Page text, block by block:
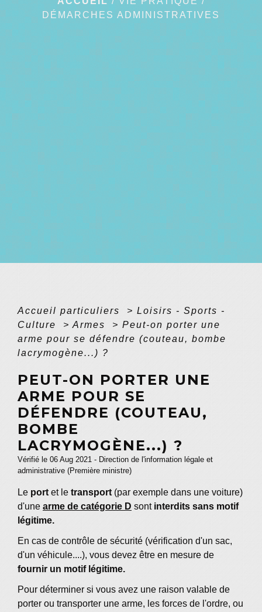
DÉMARCHES ADMINISTRATIVES
Accueil particuliers > Loisirs - Sports -
Culture
> Armes > Peut-on porter une
arme pour se défendre (couteau, bombe
lacrymogène...) ?
PEUT-ON PORTER UNE
ARME POUR SE
DÉFENDRE (COUTEAU,
BOMBE
LACRYMOGÈNE...) ?
Vérifié le 06 Aug 2021 - Direction de l'information légale et
administrative (Première ministre)
Le port et le transport (par exemple dans une voiture)
d'une arme de catégorie D sont interdits sans motif
légitime.
En cas de contrôle de sécurité (vérification d'un sac,
d'un véhicule....), vous devez être en mesure de
fournir un motif légitime.
Pour déterminer si vous avez une raison valable de
porter ou transporter une arme, les forces de l'ordre, ou